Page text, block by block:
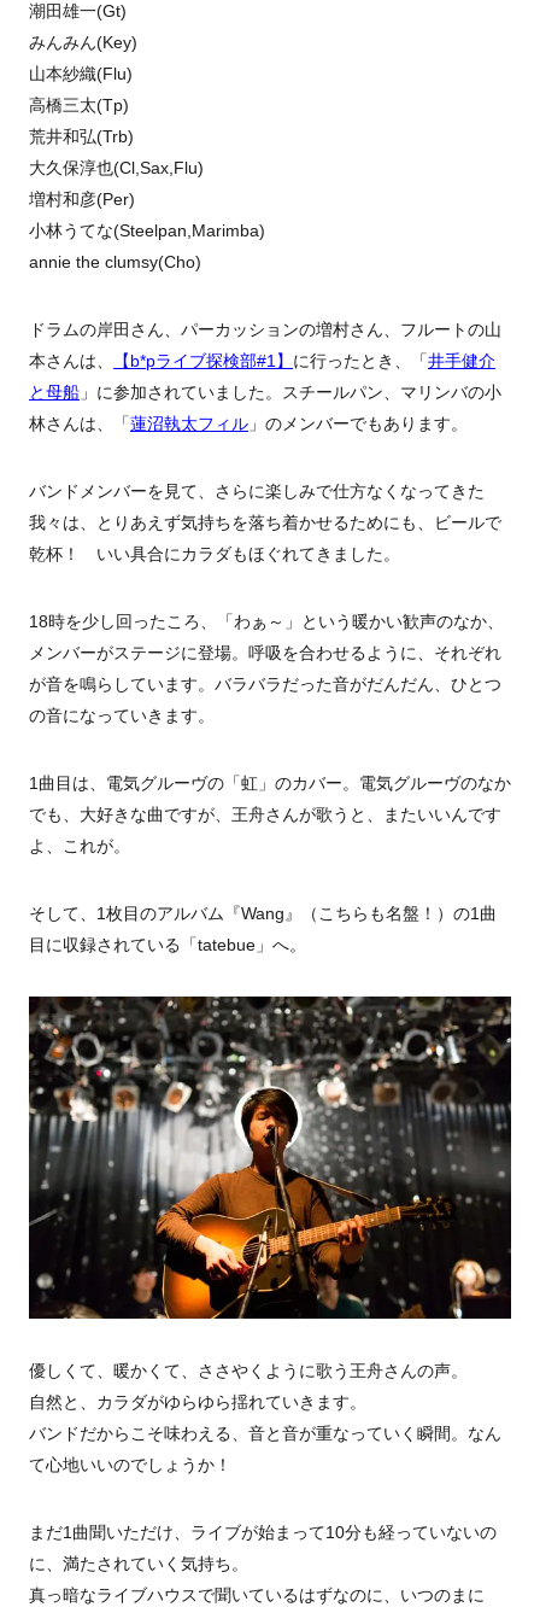
潮田雄一(Gt)
みんみん(Key)
山本紗織(Flu)
高橋三太(Tp)
荒井和弘(Trb)
大久保淳也(Cl,Sax,Flu)
増村和彦(Per)
小林うてな(Steelpan,Marimba)
annie the clumsy(Cho)
ドラムの岸田さん、パーカッションの増村さん、フルートの山
本さんは、
【b*pライブ探検部#1】 に行ったとき、「井手健介
と母船 」に参加されていました。スチールパン、マリンバの小
林さんは、「蓮沼執太フィル 」のメンバーでもあります。
バンドメンバーを見て、さらに楽しみで仕方なくなってきた
我々は、とりあえず気持ちを落ち着かせるためにも、ビールで
乾杯！ いい具合にカラダもほぐれてきました。
18時を少し回ったころ、「わぁ～」という暖かい歓声のなか、
メンバーがステージに登場。呼吸を合わせるように、それぞれ
が音を鳴らしています。バラバラだった音がだんだん、ひとつ
の音になっていきます。
1曲目は、電気グルーヴの「虹」のカバー。電気グルーヴのなか
でも、大好きな曲ですが、王舟さんが歌うと、またいいんです
よ、これが。
そして、1枚目のアルバム『Wang』（こちらも名盤！）の1曲
目に収録されている「tatebue」へ。
優しくて、暖かくて、ささやくように歌う王舟さんの声。
自然と、カラダがゆらゆら揺れていきます。
バンドだからこそ味わえる、音と音が重なっていく瞬間。なん
て心地いいのでしょうか！
まだ1曲聞いただけ、ライブが始まって10分も経っていないの
に、満たされていく気持ち。
真っ暗なライブハウスで聞いているはずなのに、いつのまに